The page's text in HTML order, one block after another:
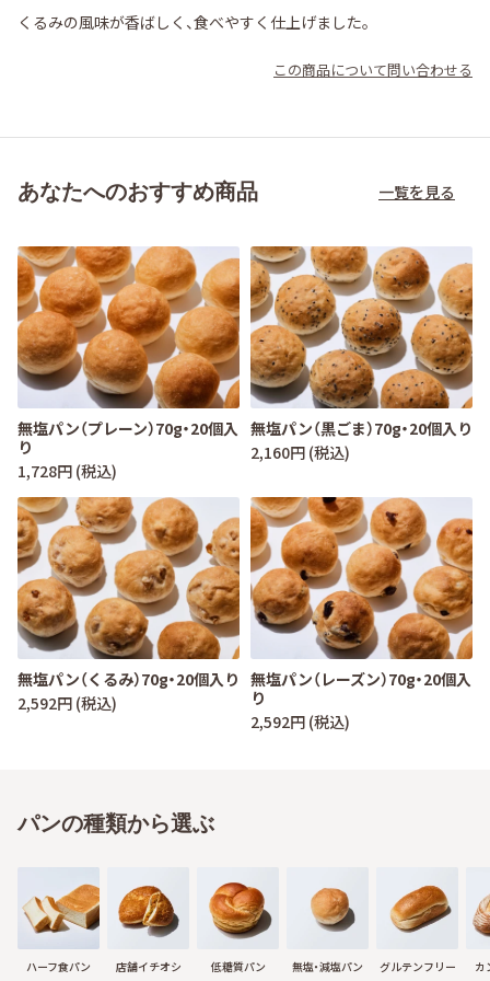
くるみの風味が香ばしく、食べやすく仕上げました。
この商品について問い合わせる
あなたへのおすすめ商品 一覧を見る
無塩パン（プレーン）70g・20個入
り
1,728円 (税込)
無塩パン（黒ごま）70g・20個入り
2,160円 (税込)
無塩パン（くるみ）70g・20個入り
2,592円 (税込)
無塩パン（レーズン）70g・20個入
り
2,592円 (税込)
パンの種類から選ぶ
ハーフ食パン 店舗イチオシ 低糖質パン 無塩・減塩パン グルテンフリー カ